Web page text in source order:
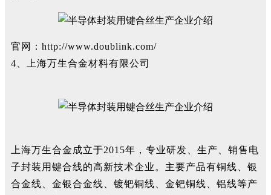
官网： http://www.doublink.com/
4、上海万生合金材料有限公司
上海万生合金成立于2015年，专业研发、生产、销售电
子封装用键合线的高新技术企业。主要产品有铜线、银
合金线、金银合金线、镀钯铜线、金钯铜线、铝线等产